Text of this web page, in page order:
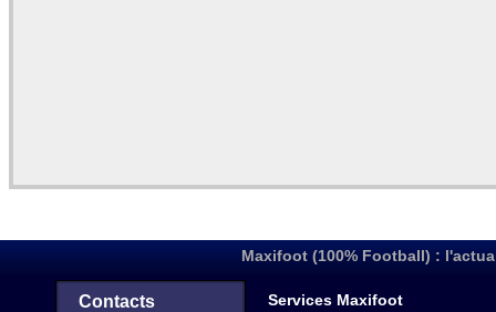
Maxifoot (100% Football) :
Contacts Services Maxifoot